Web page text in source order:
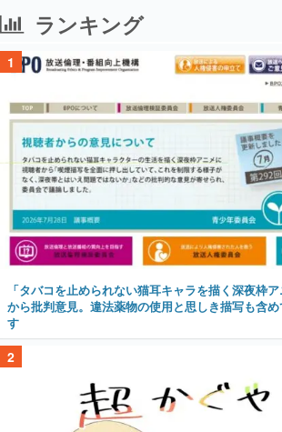
ランキング
1
「タバコを止められない猫耳キャラを描く深夜枠
から批判意見。違法薬物の使用と思しき描写も含
す
2